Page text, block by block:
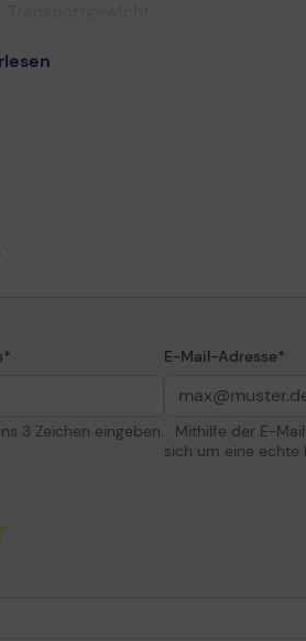
Verbrauchsmaterial
Informationen zur
Entwickelt für
3 Zeichen eingeben.
E-Mail-Adresse
Mithilfe der E-
sich um eine